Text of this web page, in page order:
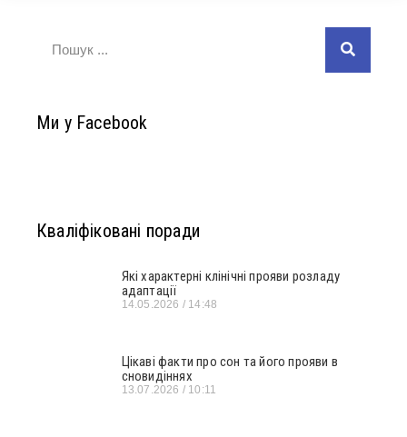
Ми у Facebook
Кваліфіковані поради
Які характерні клінічні прояви розладу
адаптації
14.05.2026 14:48
Цікаві факти про сон та його прояви в
сновидіннях
13.07.2026 10:11